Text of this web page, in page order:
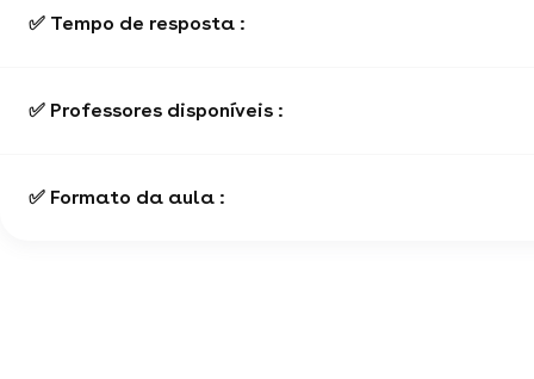
✅ Tempo de resposta :
✅ Professores disponíveis :
✅ Formato da aula :